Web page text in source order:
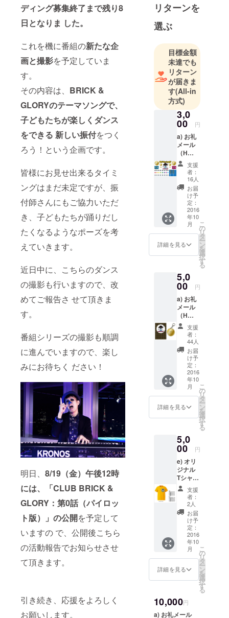
ディング募集終了まで残り8
日となりま した。
これを機に番組の新たな企
画と撮影を予定していま
す。
その内容は、 BRICK &
GLORYのテーマソングで、
子どもたちが楽しくダンス
をできる 新しい振付をつく
ろう！という企画です。
皆様にお見せ出来るタイミ
ングはまだ未定ですが、振
付師さんにもご協力いただ
き、子どもたちが踊りだし
たくなるようなポーズを考
えていきます。
近日中に、こちらのダンス
の撮影も行いますので、改
めてご報告さ せて頂きま
す。
番組シリーズの撮影も順調
に進んでいますので、楽し
みにお待ちく ださい！
明日、 8/19（金）午後12時
には、「CLUB BRICK &
GLORY：第0話（パイロッ
ト版）」の公開を予定して
いますの で、公開後こちら
の活動報告でお知らせさせ
て頂きます。
引き続き、応援をよろしく
お願いします。
ム）と映像
作家
UGICHIN（
ウギチン）
の二入が、
ピアノと映
像で世界の
子どもたち
に音楽の楽
しさを伝え
るプロジェ
クトとして
2012年にス
タートさせ
リターンを
選ぶ
目標金額
未達でも
リターン
が届きま
す(All-in
方式)
3,0
00 円
a) お礼
メール
（H
ZETT M
&
DADYY
のツー
ショッ
ト写真
データ
付き）
b) シー
トス
テッ
カー(A4
サイ
シート)
-=-=-=-
=-=-=-=-
=-=-=-=-
=-=-=-=-
H ZETT
Mから
のメッ
セージ
と、
DADDY
との
ツー
ショッ
ト写真
データ
をメー
そし
て、今
回の
BRICK
&
GLORY
のシン
ボルに
なって
いるマ
ンホー
ルや特
製鍵盤
ハーモ
ニカ
(MELO
DION)
カーな
どが
支援
者：
16人
お届
け予
定：
2016
年10
月
詳細を見る
こ
の
リ
タ
ー
ン
を
選
択
す
る
5,0
00 円
a) お礼
メール
（H
ZETT M
&
DADDY
のツー
ショッ
ト写真
データ
付き）
b) シー
トス
テッ
カー(A4
サイ
シート)
c) 五線
譜+落書
きノー
ト(A5サ
イズ、
50頁) d)
マン
ホール
キーホ
ルダー
(真鍮製)
-=-=-=-
=-=-=-=-
=-=-=-=-
=-=-=-=-
いっぱ
ちゃう
支援
者：
44人
お届
け予
定：
2016
年10
月
詳細を見る
こ
の
リ
タ
ー
ン
を
選
択
す
る
5,0
00 円
e) オリ
ジナル
Tシャツ
-=-=-=-
=-=-=-=-
=-=-=-=-
=-=-=-=-
今回の
BRICK
GLORY
オリジ
ナルTee
シャツ
です。
Teeシャ
が欲し
い方は
支援
者：
2人
お届
け予
定：
2016
年10
月
詳細を見る
こ
の
リ
タ
ー
ン
を
選
択
す
る
10,000円
a) お礼メール